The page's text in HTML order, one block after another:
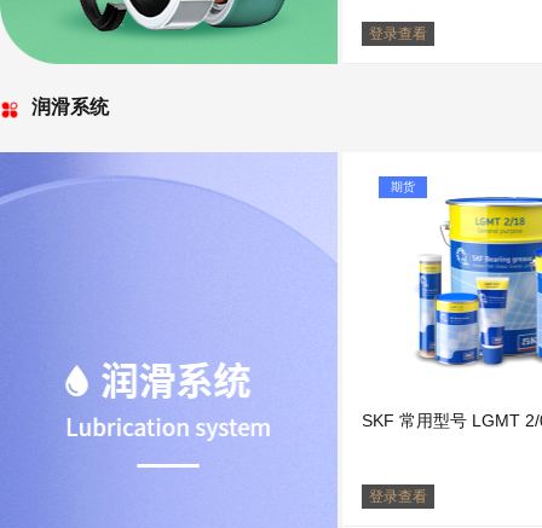
登录查看
润滑系统
期货
SKF 常用型号 LGMT
登录查看